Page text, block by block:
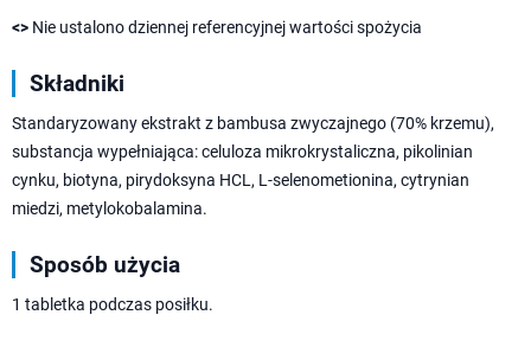
<> Nie ustalono dziennej referencyjnej wartości spożycia
Składniki
Standaryzowany ekstrakt z bambusa zwyczajnego (70% krzemu),
substancja wypełniająca: celuloza mikrokrystaliczna, pikolinian
cynku, biotyna, pirydoksyna HCL, L-selenometionina, cytrynian
miedzi, metylokobalamina.
Sposób użycia
1 tabletka podczas posiłku.